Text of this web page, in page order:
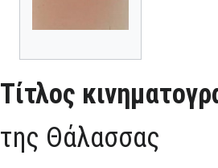
Τίτλος
της Θάλασσας